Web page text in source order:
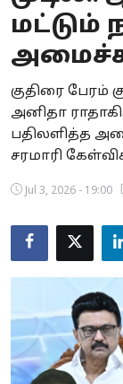
Business
Crime
Tamilnadu
National
World
Astrology
Spirituality
Politics
மட்டும்
குதிரை பேரம்
அனிதா
பதிலளித்த
சரமாரி
Jul 3, 2026 - 19:00